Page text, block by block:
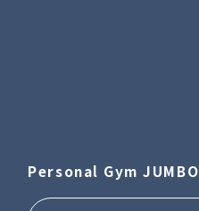
Personal Gym JUMBO